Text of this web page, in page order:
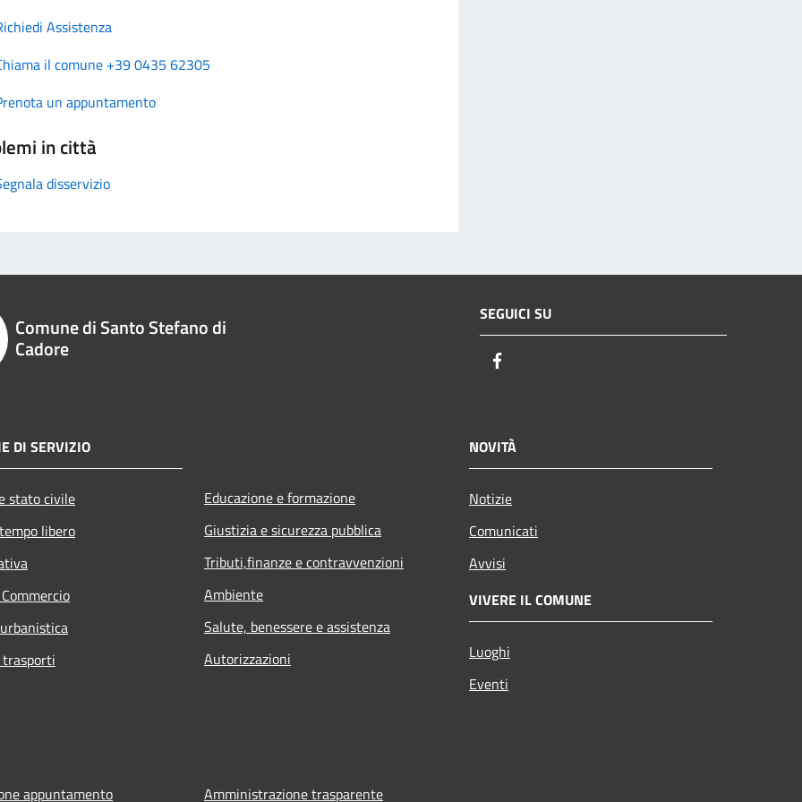
Assistenza
il comune +39 0435 62305
un appuntamento
in città
disservizio
Comune di Santo Stefano di
Cadore
SEGUICI SU
DI SERVIZIO
stato civile
libero
Educazione e formazione
Giustizia e sicurezza pubblica
Tributi,finanze e contravvenzioni
Ambiente
Salute, benessere e assistenza
Autorizzazioni
NOVITÀ
Notizie
Comunicati
Avvisi
VIVERE IL COMUNE
Luoghi
Eventi
appuntamento Amministrazione trasparente